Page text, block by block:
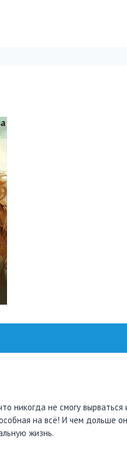
никогда не смогу вырваться
на всё! И чем дольше
жизнь.